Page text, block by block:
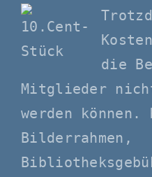
die
Mitglieder
werden können.
Bilderrahmen,